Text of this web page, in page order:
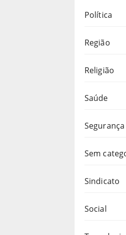
Política
Região
Religião
Saúde
Segurança
Sem
Sindicato
Social